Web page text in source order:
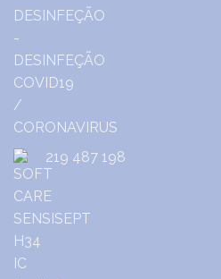
219 487 198